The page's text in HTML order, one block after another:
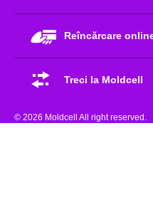
Reîncărcare
Treci la Moldcell
© 2026 Moldcell All right reserved.